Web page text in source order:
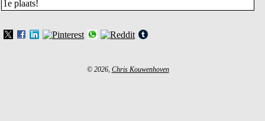
1e plaats!
© 2026, Chris Kouwenhoven